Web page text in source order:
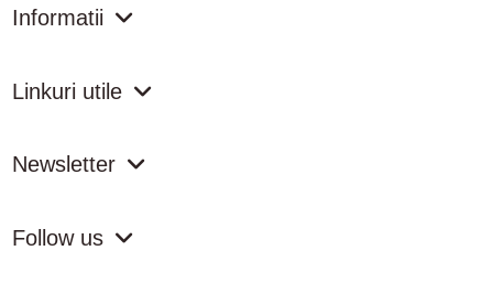
Informatii
Linkuri utile
Newsletter
Follow us